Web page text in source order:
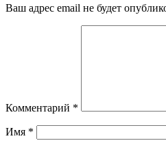
Ваш адрес email не будет
Комментарий *
Имя *